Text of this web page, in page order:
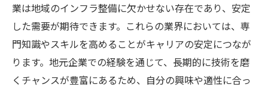
業は地域のインフラ整備に欠かせない存在であり、安定
した需要が期待できます。これらの業界においては、専
門知識やスキルを高めることがキャリアの安定につなが
ります。地元企業での経験を通じて、長期的に技術を磨
くチャンスが豊富にあるため、自分の興味や適性に合っ